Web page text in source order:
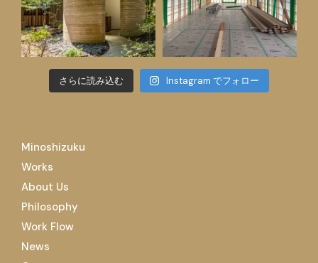
さらに読み込む Instagram でフォロー
Minoshizuku
Works
About Us
Philosophy
Work Flow
News